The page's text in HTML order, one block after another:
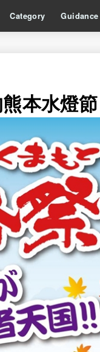
Category Guidance
本水燈節